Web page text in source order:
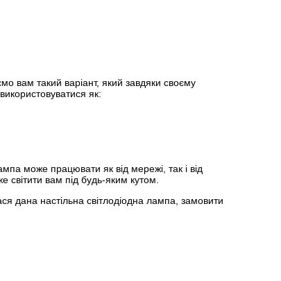
вам такий варіант, який завдяки своєму
як:
може працювати як від мережі, так і від
світити вам під будь-яким кутом.
дана настільна світлодіодна лампа, замовити